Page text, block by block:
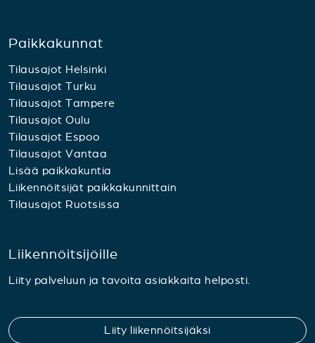
Paikkakunnat
Tilausajot Helsinki
Tilausajot Turku
Tilausajot Tampere
Tilausajot Oulu
Tilausajot Espoo
Tilausajot Vantaa
Lisää paikkakuntia
Liikennöitsijät paikkakunnittain
Tilausajot Ruotsissa
Liikennöitsijöille
Liity palveluun ja tavoita asiakkaita helposti.
Liity liikennöitsijäksi